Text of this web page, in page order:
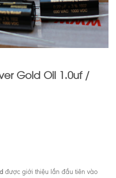
Gold Oil 1.0uf /
được giới thiệu lần đầu tiên vào